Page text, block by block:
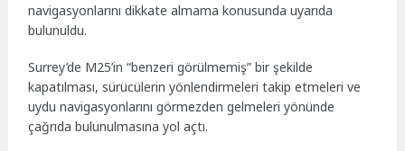
navigasyonlarını dikkate almama konusunda uyarıda
bulunuldu.
Surrey’de M25’in “benzeri görülmemiş” bir şekilde
kapatılması, sürücülerin yönlendirmeleri takip etmeleri ve
uydu navigasyonlarını görmezden gelmeleri yönünde
çağrıda bulunulmasına yol açtı.